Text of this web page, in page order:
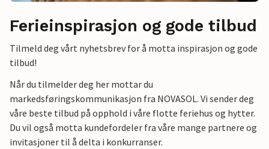
Ferieinspirasjon og gode tilbud
Tilmeld deg vårt nyhetsbrev for å motta inspirasjon og gode
tilbud!
Når du tilmelder deg her mottar du
markedsføringskommunikasjon fra NOVASOL. Vi sender deg
våre beste tilbud på opphold i våre flotte feriehus og hytter.
Du vil også motta kundefordeler fra våre mange partnere og
invitasjoner til å delta i konkurranser.